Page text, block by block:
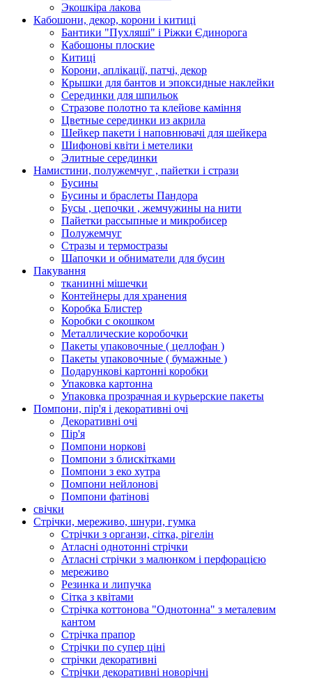
Экошкiра лакова
Кабошони, декор, корони і китиці
Бантики "Пухляші" і Ріжки Єдинорога
Кабошоны плоские
Китиці
Корони, аплікації, патчі, декор
Крышки для бантов и эпоксидные наклейки
Серединки для шпильок
Стразове полотно та клейове каміння
Цветные серединки из акрила
Шейкер пакети і наповнювачі для шейкера
Шифонові квіти і метелики
Элитные серединки
Намистини, полужемчуг , пайетки і стрази
Бусины
Бусины и браслеты Пандора
Бусы , цепочки , жемчужины на нити
Пайетки рассыпные и микробисер
Полужемчуг
Стразы и термостразы
Шапочки и обниматели для бусин
Пакування
тканинні мішечки
Контейнеры для хранения
Коробка Блистер
Коробки с окошком
Металлические коробочки
Пакеты упаковочные ( целлофан )
Пакеты упаковочные ( бумажные )
Подарункові картонні коробки
Упаковка картонна
Упаковка прозрачная и курьерские пакеты
Помпони, пір'я і декоративні очі
Декоративні очі
Пір'я
Помпони норкові
Помпони з блискітками
Помпони з еко хутра
Помпони нейлонові
Помпони фатінові
свічки
Стрічки, мереживо, шнури, гумка
Стрічки з органзи, сітка, рігелін
Атласні однотонні стрічки
Атласні стрічки з малюнком і перфорацією
мереживо
Резинка и липучка
Сітка з квітами
Стрічка коттонова "Однотонна" з металевим
кантом
Стрічка прапор
Стрічки по супер ціні
стрічки декоративні
Стрічки декоративні новорічні